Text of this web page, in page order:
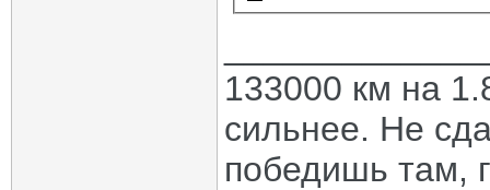
133000 км на
сильнее. Не
победишь там,